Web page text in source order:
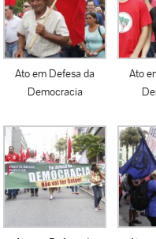
Ato em Defesa da
Democracia
Ato